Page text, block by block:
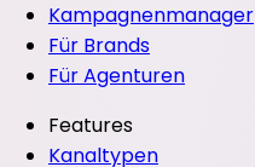
Kampagnenmanager
Für Brands
Für Agenturen
Features
Kanaltypen